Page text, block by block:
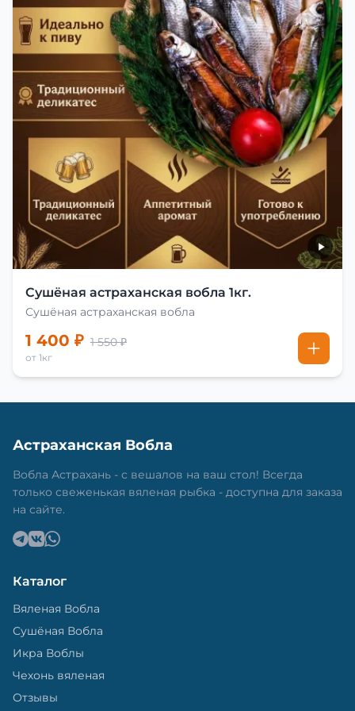
Сушёная астраханская вобла 1кг.
Сушёная астраханская вобла
1 400 ₽ 1 550 ₽
от 1кг
Астраханская Вобла
Вобла Астрахань - с вешалов на ваш стол! Всегда
только свеженькая вяленая рыбка - доступна для заказа
на сайте.
Каталог
Вяленая Вобла
Сушёная Вобла
Икра Воблы
Чехонь вяленая
Отзывы